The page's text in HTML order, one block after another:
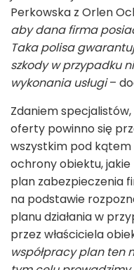
Perkowska z Orlen
aby dana firma
Taka polisa
szkody w przypadku
wykonania usługi–
Zdaniem
oferty powinno się
wszystkim pod
ochrony obiektu,
plan zabezpieczenia
na podstawie
planu działania w
przez właściciela
współpracy plan ten